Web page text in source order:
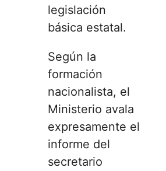
legislación
básica estatal.
Según la
formación
nacionalista, el
Ministerio avala
expresamente el
informe del
secretario